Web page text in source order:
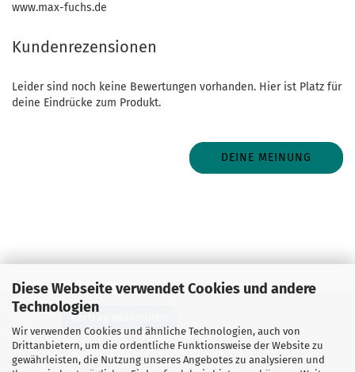
Diese Webseite verwendet Cookies und andere
Technologien
Wir verwenden Cookies und ähnliche Technologien, auch von
Drittanbietern, um die ordentliche Funktionsweise der Website zu
gewährleisten, die Nutzung unseres Angebotes zu analysieren und
www.max-fuchs.de
Kundenrezensionen
Leider sind noch keine Bewertungen vorhanden. Hier ist Platz für
deine Eindrücke zum Produkt.
DEINE MEINUNG
Vertrag widerrufen
Versand- & Zahlungsbedingungen
Widerrufsrecht & Muster-Widerrufsformular